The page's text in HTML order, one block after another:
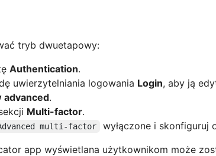
tryb dwuetapowy:
Authentication.
uwierzytelniania logowania Login, aby ją
advanced.
Multi-factor.
multi-factor
wyłączone i skonfiguruj
app wyświetlana użytkownikom może